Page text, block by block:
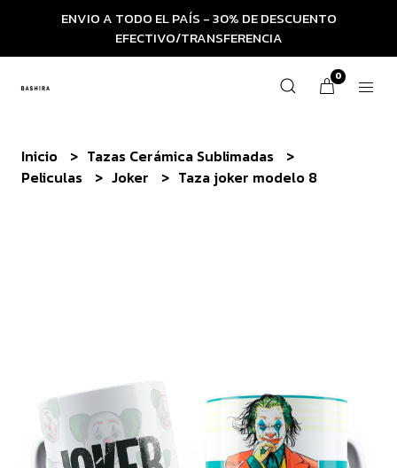
ENVIO A TODO EL PAÍS - 30% DE DESCUENTO
EFECTIVO/TRANSFERENCIA
0
Inicio
Tazas Cerámica Sublimadas
Peliculas
Joker Taza joker modelo 8